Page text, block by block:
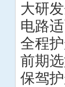
大研
电路
全程
前期
保驾